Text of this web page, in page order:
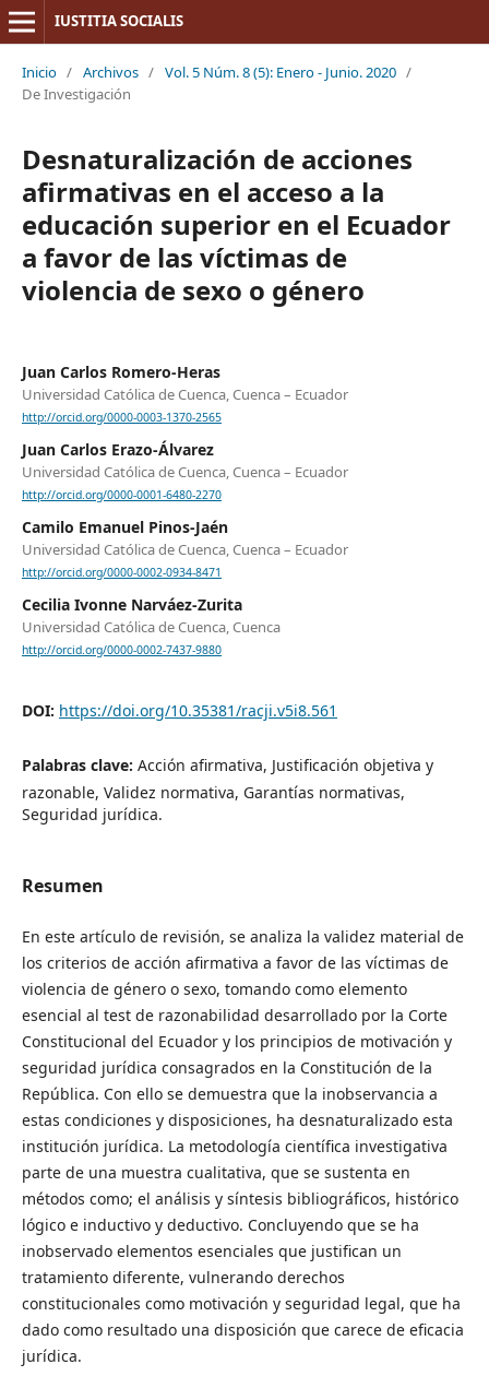
IUSTITIA SOCIALIS
Inicio / Archivos / Vol. 5 Núm. 8 (5): Enero - Junio. 2020 /
De Investigación
Desnaturalización de acciones
afirmativas en el acceso a la
educación superior en el Ecuador
a favor de las víctimas de
violencia de sexo o género
Juan Carlos Romero-Heras
Universidad Católica de Cuenca, Cuenca – Ecuador
http://orcid.org/0000-0003-1370-2565
Juan Carlos Erazo-Álvarez
Universidad Católica de Cuenca, Cuenca – Ecuador
http://orcid.org/0000-0001-6480-2270
Camilo Emanuel Pinos-Jaén
Universidad Católica de Cuenca, Cuenca – Ecuador
http://orcid.org/0000-0002-0934-8471
Cecilia Ivonne Narváez-Zurita
Universidad Católica de Cuenca, Cuenca
http://orcid.org/0000-0002-7437-9880
DOI: https://doi.org/10.35381/racji.v5i8.561
Palabras clave: Acción afirmativa, Justificación objetiva y
razonable, Validez normativa, Garantías normativas,
Seguridad jurídica.
Resumen
En este artículo de revisión, se analiza la validez material de
los criterios de acción afirmativa a favor de las víctimas de
violencia de género o sexo, tomando como elemento
esencial al test de razonabilidad desarrollado por la Corte
Constitucional del Ecuador y los principios de motivación y
seguridad jurídica consagrados en la Constitución de la
República. Con ello se demuestra que la inobservancia a
estas condiciones y disposiciones, ha desnaturalizado esta
institución jurídica. La metodología científica investigativa
parte de una muestra cualitativa, que se sustenta en
métodos como; el análisis y síntesis bibliográficos, histórico
lógico e inductivo y deductivo. Concluyendo que se ha
inobservado elementos esenciales que justifican un
tratamiento diferente, vulnerando derechos
constitucionales como motivación y seguridad legal, que ha
dado como resultado una disposición que carece de eficacia
jurídica.